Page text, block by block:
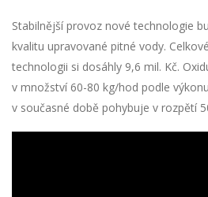
Stabilnější provoz nové technologie
kvalitu upravované pitné vody.
technologii si dosáhly 9,6 mil. Kč.
v množství 60-80 kg/hod podle
v současné době pohybuje v rozpětí